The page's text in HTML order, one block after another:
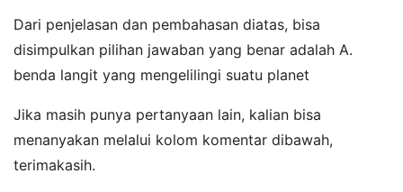
Dari penjelasan dan pembahasan diatas, bisa
disimpulkan pilihan jawaban yang benar adalah A.
benda langit yang mengelilingi suatu planet
Jika masih punya pertanyaan lain, kalian bisa
menanyakan melalui kolom komentar dibawah,
terimakasih.